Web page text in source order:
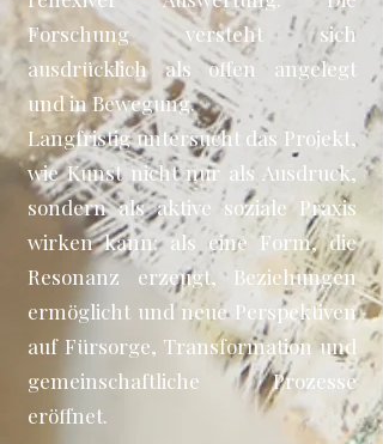
Forschung versteht sich
ausdrücklich als offen angelegt
und in Bewegung.
Langfristig untersucht das Projekt,
wie Kunst nicht nur als Ausdruck,
sondern als aktive soziale Praxis
wirken kann: als eine Form, die
Resonanz erzeugt, Beziehungen
ermöglicht und neue Perspektiven
auf Fürsorge, Transformation und
gemeinschaftliche Prozesse
eröffnet.